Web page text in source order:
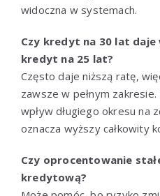
widoczna w systemach.
Czy kredyt na 30 lat daje
kredyt na 25 lat?
Często daje niższą ratę,
zawsze w pełnym
wpływ długiego okresu na
oznacza wyższy całkowity
Czy oprocentowanie
kredytową?